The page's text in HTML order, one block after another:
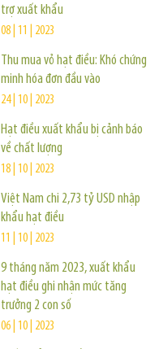
trợ xuất khẩu
08 | 11 | 2023
Thu mua vỏ hạt điều: Khó chứng
minh hóa đơn đầu vào
24 | 10 | 2023
Hạt điều xuất khẩu bị cảnh báo
về chất lượng
18 | 10 | 2023
Việt Nam chi 2,73 tỷ USD nhập
khẩu hạt điều
11 | 10 | 2023
9 tháng năm 2023, xuất khẩu
hạt điều ghi nhận mức tăng
trưởng 2 con số
06 | 10 | 2023